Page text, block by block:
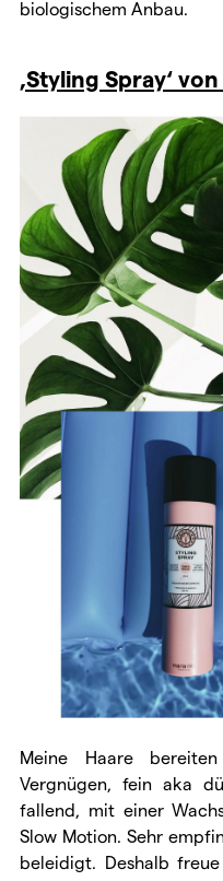
biologischem Anbau.
‚Styling Spray‘
Meine Haare
Vergnügen, fein aka
fallend, mit einer
Slow Motion. Sehr
beleidigt. Deshalb